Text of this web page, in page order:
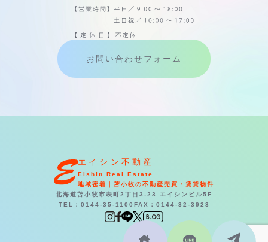
お問い合わせフォーム
エイシン不動産
Eishin Real Estate
地域密着｜苫小牧の不動産売買・賃貸物件
北海道苫小牧市表町2丁目3-23 エイシンビル5F
TEL：0144-35-1100 FAX：0144-32-3923